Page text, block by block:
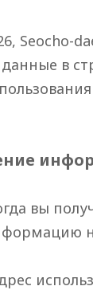
Seocho-
в
вы